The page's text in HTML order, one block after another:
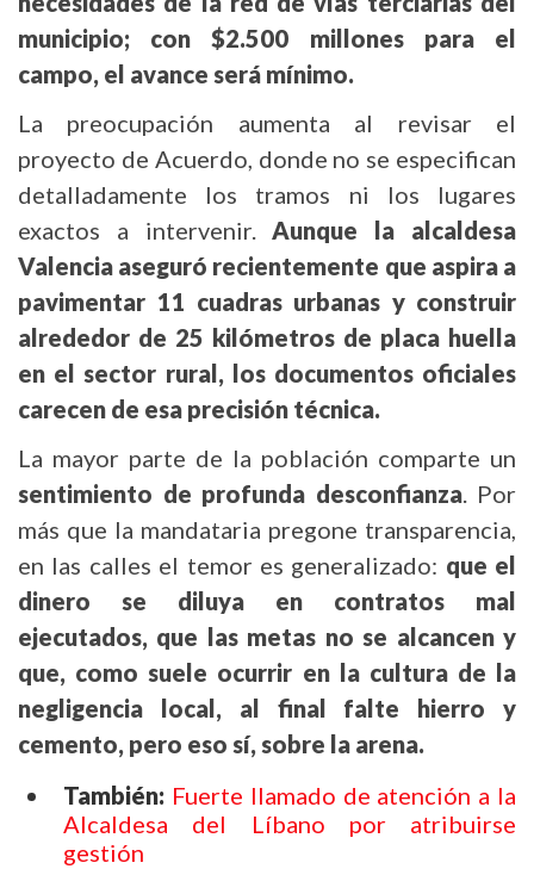
municipio; con $2.500 millones para el
campo, el avance será mínimo.
La preocupación aumenta al revisar el
proyecto de Acuerdo, donde no se especifican
detalladamente los tramos ni los lugares
exactos a intervenir.Aunque la alcaldesa
Valencia aseguró recientemente que aspira a
pavimentar 11 cuadras urbanas y construir
alrededor de 25 kilómetros de placa huella
en el sector rural, los documentos oficiales
carecen de esa precisión técnica.
La mayor parte de la población comparte un
sentimiento de profunda desconfianza. Por
más que la mandataria pregone transparencia,
en las calles el temor es generalizado: que el
dinero se diluya en contratos mal
ejecutados, que las metas no se alcancen y
que, como suele ocurrir en la cultura de la
negligencia local, al final falte hierro y
cemento, pero eso sí, sobre la arena.
También: Fuerte llamado de atención a la
Alcaldesa del Líbano por atribuirse
gestión